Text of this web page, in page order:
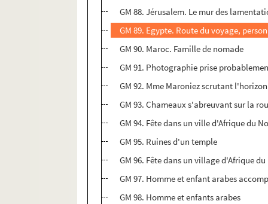
GM 88. Jérusalem. Le mur des
GM 89. Egypte. Route du voyage,
GM 90. Maroc. Famille de nomade
GM 91. Photographie prise
GM 92. Mme Maroniez scrutant
GM 93. Chameaux s'abreuvant sur la
GM 94. Fête dans un ville d'Afrique du
GM 95. Ruines d'un temple
GM 96. Fête dans un village d'Afrique
GM 97. Homme et enfant arabes
GM 98. Homme et enfants arabes